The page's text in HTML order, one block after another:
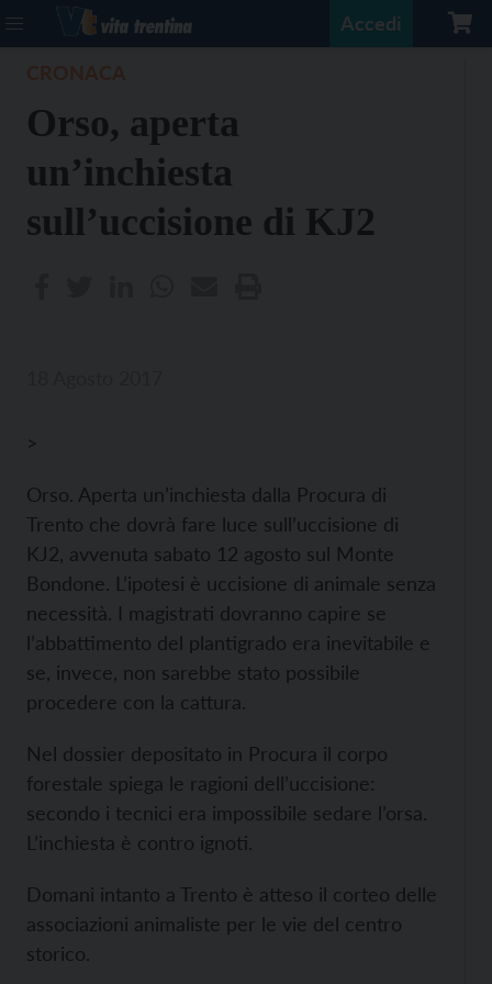
Accedi
Orso, aperta
un’inchiesta
sull’uccisione di KJ2
>
Orso. Aperta un’inchiesta dalla Procura di
Trento che dovrà fare luce sull’uccisione di
KJ2, avvenuta sabato 12 agosto sul Monte
Bondone. L’ipotesi è uccisione di animale senza
necessità. I magistrati dovranno capire se
l’abbattimento del plantigrado era inevitabile e
se, invece, non sarebbe stato possibile
procedere con la cattura.
Nel dossier depositato in Procura il corpo
forestale spiega le ragioni dell’uccisione:
secondo i tecnici era impossibile sedare l’orsa.
L’inchiesta è contro ignoti.
Domani intanto a Trento è atteso il corteo delle
associazioni animaliste per le vie del centro
storico.